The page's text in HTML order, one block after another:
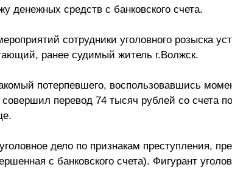
денежных средств с банковского счета.
сотрудники уголовного розыска
ранее судимый житель г.Волжск.
потерпевшего, воспользовавшись
перевод 74 тысяч рублей со счета
дело по признакам преступления,
с банковского счета). Фигурант